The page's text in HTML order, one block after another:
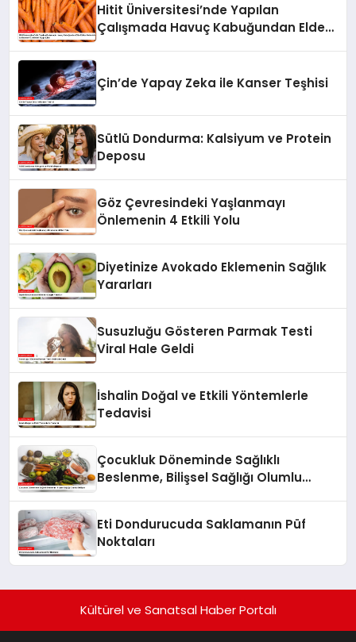
Hitit Üniversitesi’nde Yapılan
Çalışmada Havuç Kabuğundan Elde
Çin’de Yapay Zeka ile Kanser Teşhisi
Sütlü Dondurma: Kalsiyum ve Protein
Deposu
Göz Çevresindeki Yaşlanmayı
Önlemenin 4 Etkili Yolu
Diyetinize Avokado Eklemenin Sağlık
Yararları
Susuzluğu Gösteren Parmak Testi
Viral Hale Geldi
İshalin Doğal ve Etkili Yöntemlerle
Tedavisi
Çocukluk Döneminde Sağlıklı
Beslenme, Bilişsel Sağlığı Olumlu
Eti Dondurucuda Saklamanın Püf
Noktaları
Kültürel ve Sanatsal Haber Portalı